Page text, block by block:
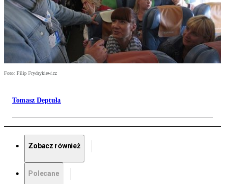
Foto: Filip Frydrykiewicz
Tomasz Deptuła
Zobacz również
Polecane